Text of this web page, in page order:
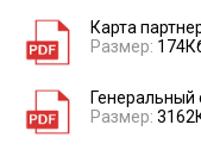
Карта
Размер:
Генеральный
Размер: